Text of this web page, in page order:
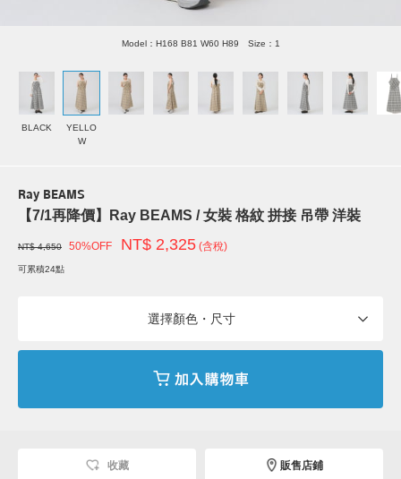
Model：H168 B81 W60 H89 Size：1
BLACK
YELLO
W
Ray BEAMS
【7/1再降價】Ray BEAMS / 女裝 格紋 拼接 吊帶 洋裝
NT$ 4,650 50%OFF NT$ 2,325 (含稅)
可累積24點
選擇顏色・尺寸
收藏 販售店鋪